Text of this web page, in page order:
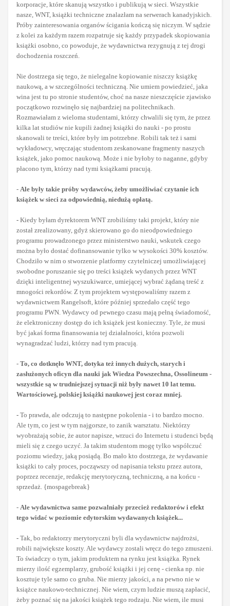
korporacje, które skanują wszystko i publikują w sieci. Wszystkie
nasze, WNT, książki techniczne znalazłam na serwerach kanadyjskich.
Próby zainteresowania organów ścigania kończą się niczym. W sądzie
z kolei za każdym razem rozpatruje się każdy przypadek skopiowania
książki osobno, co powoduje, że wydawnictwa rezygnują z tej drogi
dochodzenia roszczeń.
Nie dostrzega się tego, że nielegalne kopiowanie niszczy książkę
naukową, a w szczególności techniczną. Nie umiem powiedzieć, jaka
wina jest tu po stronie studentów, choć na nasze nieszczęście zjawisko
początkowo rozwinęło się najbardziej na politechnikach.
Rozmawiałam z wieloma studentami, którzy chwalili się tym, że przez
kilka lat studiów nie kupili żadnej książki do nauki - po prostu
skanowali te treści, które były im potrzebne. Robili tak też i sami
wykładowcy, wręczając studentom zeskanowane fragmenty naszych
książek, jako pomoc naukową. Może i nie byłoby to naganne, gdyby
płacono tym, którzy nad tymi książkami pracują.
- Ale były takie próby wydawców, żeby umożliwiać czytanie ich
książek w sieci za odpowiednią, niedużą opłatą.
- Kiedy byłam dyrektorem WNT zrobiliśmy taki projekt, który nie
został zrealizowany, gdyż skierowano go do nieodpowiedniego
programu prowadzonego przez ministerstwo nauki, wskutek czego
można było dostać dofinansowanie tylko w wysokości 30% kosztów.
Chodziło w nim o stworzenie platformy czytelniczej umożliwiającej
swobodne poruszanie się po treści książek wydanych przez WNT
dzięki inteligentnej wyszukiwarce, umiejącej wybrać żądaną treść z
mnogości rekordów. Z tym projektem występowaliśmy razem z
wydawnictwem Rangelsoft, które później sprzedało część tego
programu PWN. Wydawcy od pewnego czasu mają pełną świadomość,
że elektroniczny dostęp do ich książek jest konieczny. Tyle, że musi
być jakaś forma finansowania tej działalności, która pozwoli
wynagradzać ludzi, którzy nad tym pracują.
- To, co dotknęło WNT, dotyka też innych dużych, starych i
zasłużonych oficyn dla nauki jak Wiedza Powszechna, Ossolineum -
wszystkie są w trudniejszej sytuacji niż były nawet 10 lat temu.
Wartościowej, polskiej książki naukowej jest coraz mniej.
- To prawda, ale odczują to następne pokolenia - i to bardzo mocno.
Ale tym, co jest w tym najgorsze, to zanik warsztatu. Niektórzy
wyobrażają sobie, że autor napisze, wrzuci do Internetu i studenci będą
mieli się z czego uczyć. Ja takim studentom mogę tylko współczuć
poziomu wiedzy, jaką posiądą. Bo mało kto dostrzega, że wydawanie
książki to cały proces, począwszy od napisania tekstu przez autora,
poprzez recenzje, redakcję merytoryczną, techniczną, a na końcu -
sprzedaż. {mospagebreak}
- Ale wydawnictwa same pozwalniały przecież redaktorów i efekt
tego widać w poziomie edytorskim wydawanych książek...
- Tak, bo redaktorzy merytoryczni byli dla wydawnictw najdrożsi,
robili największe koszty. Ale wydawcy zostali wręcz do tego zmuszeni.
To świadczy o tym, jakim produktem na rynku jest książka. Rynek
mierzy ilość egzemplarzy, grubość książki i jej cenę - cienka np. nie
kosztuje tyle samo co gruba. Nie mierzy jakości, a na pewno nie w
książce naukowo-technicznej. Nie wiem, czym ludzie muszą zapłacić,
żeby poznać się na jakości książek tego rodzaju. Nie wiem, ile musi